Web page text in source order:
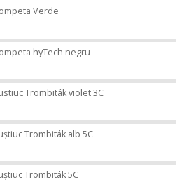
Verde
hyTech negru
Trombiták violet 3C
Trombiták alb 5C
Trombiták 5C